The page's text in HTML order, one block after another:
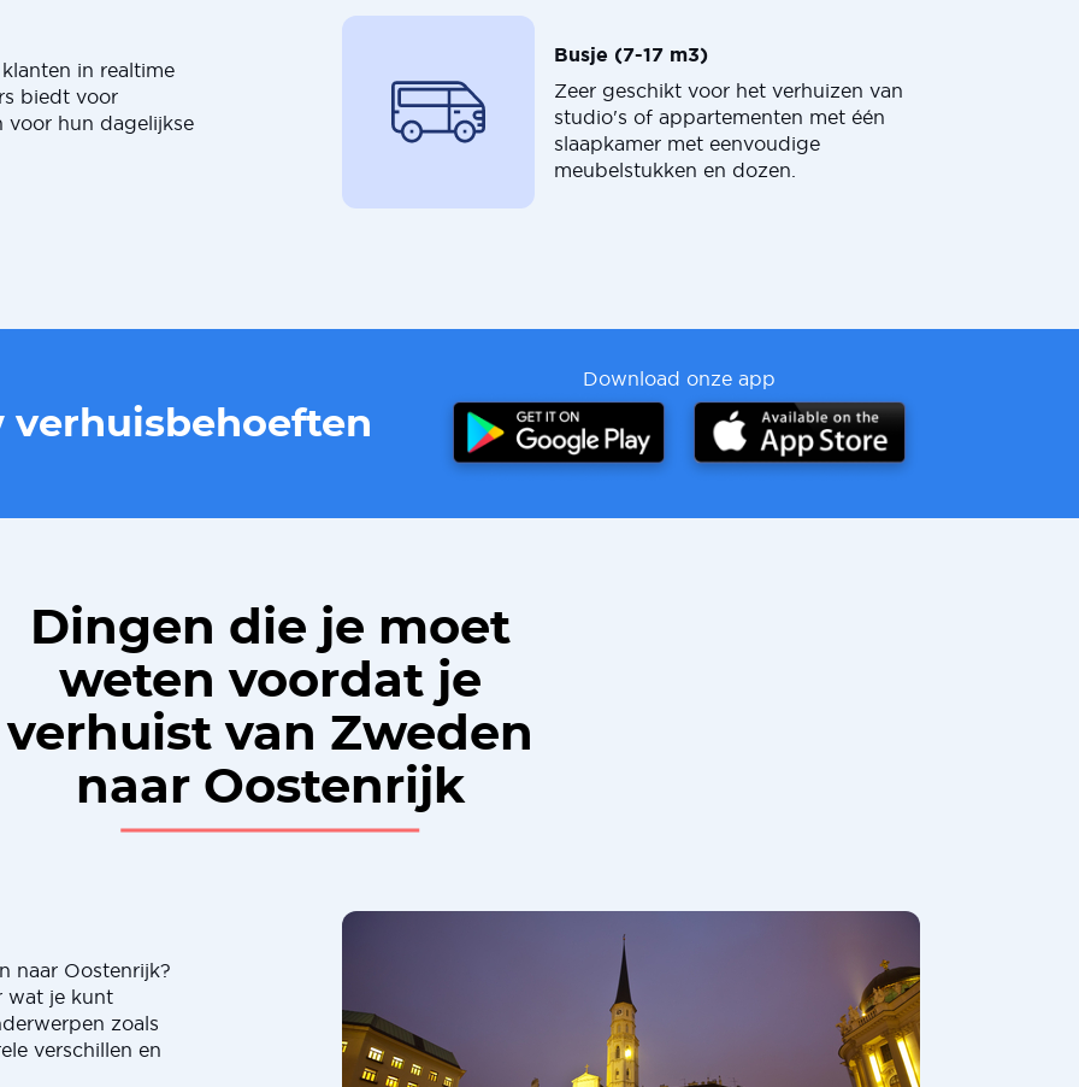
in realtime
biedt voor
voor hun dagelijkse
Busje (7-17 m3)
Zeer geschikt voor het verhuizen van
studio's of appartementen met één
slaapkamer met eenvoudige
meubelstukken en dozen.
verhuisbehoeften
Download onze app
Dingen die je moet
weten voordat je
verhuist van Zweden
naar Oostenrijk
naar Oostenrijk?
wat je kunt
zoals
verschillen en